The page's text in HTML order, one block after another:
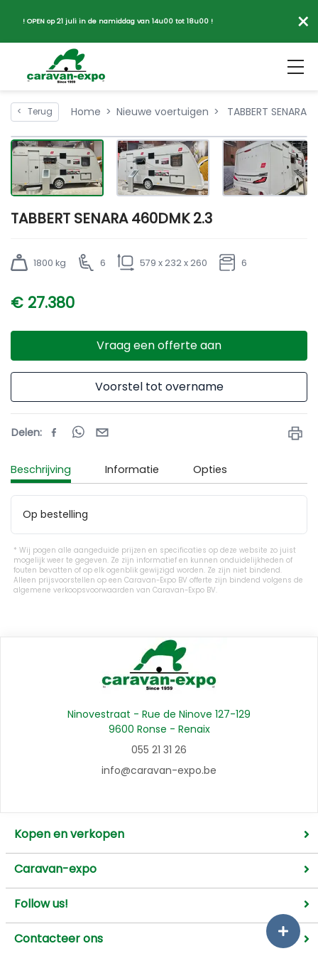
! OPEN op 21 juli in de namiddag van 14u00 tot 18u00 ! ×
< Terug Home Nieuwe voertuigen TABBERT SENARA
TABBERT SENARA 460DMK 2.3
1800 kg 6 579 x 232 x 260 6
€ 27.380
Vraag een offerte aan
Voorstel tot overname
Delen:
Beschrijving Informatie Opties
Op bestelling
Wij pogen alle aangeduide prijzen en specificaties op deze website zo juist
mogelijk weer te gegeven. Ze zijn informatief en kunnen onduidelijkheden of
fouten bevatten of op elk ogenblik gewijzigd worden. Ze zijn niet bindend.
Alleen prijsvoorstellen op een Caravan-Expo BV offerte zijn bindend volgens de
algemene verkoopsvoorwaarden van Caravan-Expo BV.
Ninovestraat - Rue de Ninove 127-129
9600 Ronse - Renaix
055 21 31 26
info@caravan-expo.be
Kopen en verkopen
Caravan-expo
Follow us!
Contacteer ons